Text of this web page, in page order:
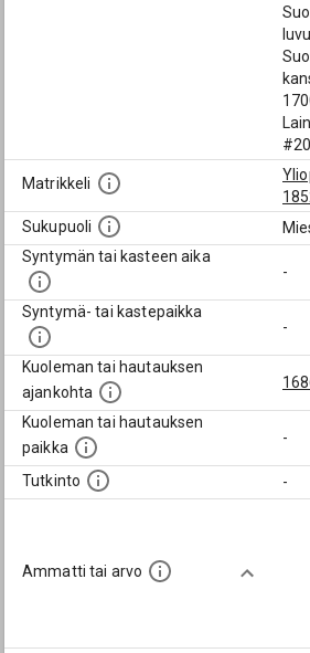
Matrikkeli
Sukupuoli
Syntymän tai kasteen aika
-
Syntymä- tai kastepaikka
-
Kuoleman tai hautauksen
ajankohta
Kuoleman tai hautauksen
paikka
-
Tutkinto -
Ammatti tai arvo